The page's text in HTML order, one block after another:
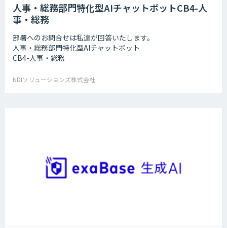
人事・総務部門特化型AIチャットボットCB4-人
事・総務
部署へのお問合せは私達が回答いたします。
人事・総務部門特化型AIチャットボット
CB4-人事・総務
NDIソリューションズ株式会社